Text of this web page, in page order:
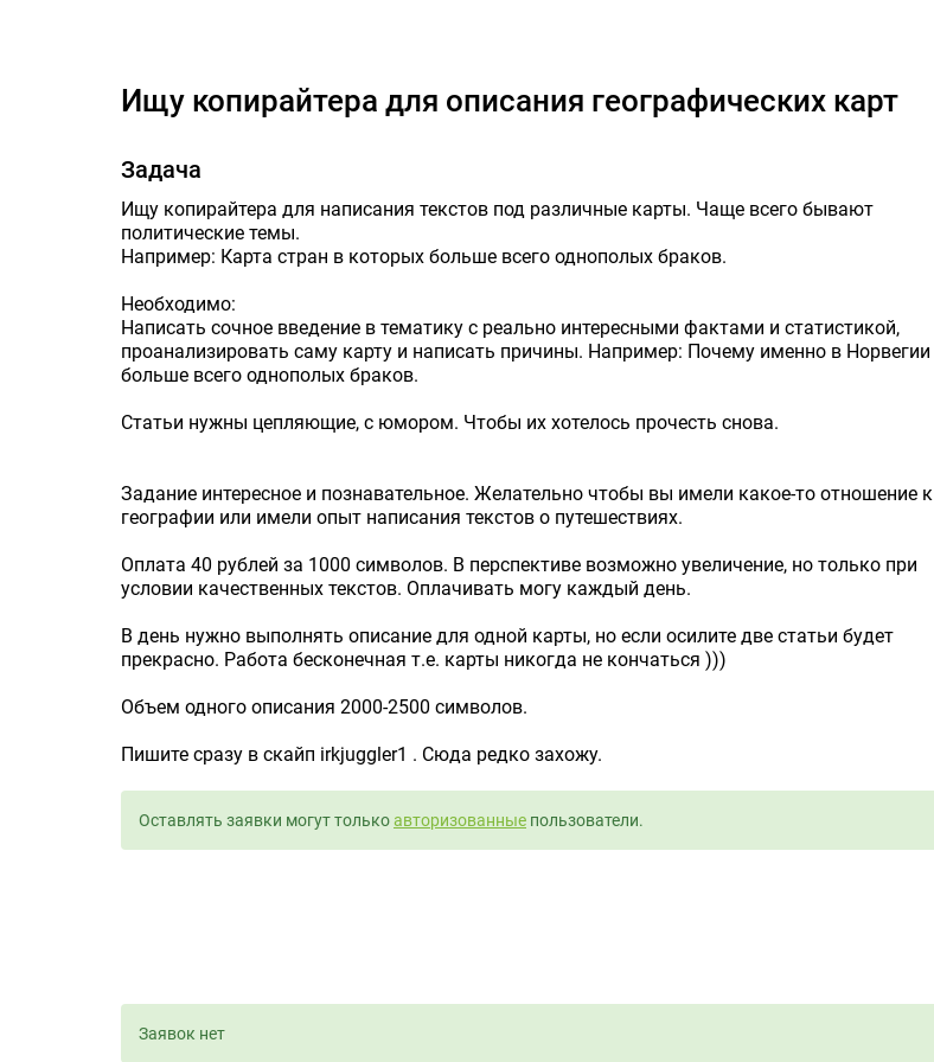
Ищу копирайтера для описания географических карт
Задача
Ищу копирайтера для написания текстов под различные карты. Чаще всего бывают
политические темы.
Например: Карта стран в которых больше всего однополых браков.
Необходимо:
Написать сочное введение в тематику с реально интересными фактами и статистикой,
проанализировать саму карту и написать причины. Например: Почему именно в Норвегии
больше всего однополых браков.
Статьи нужны цепляющие, с юмором. Чтобы их хотелось прочесть снова.
Задание интересное и познавательное. Желательно чтобы вы имели какое-то отношение к
географии или имели опыт написания текстов о путешествиях.
Оплата 40 рублей за 1000 символов. В перспективе возможно увеличение, но только при
условии качественных текстов. Оплачивать могу каждый день.
В день нужно выполнять описание для одной карты, но если осилите две статьи будет
прекрасно. Работа бесконечная т.е. карты никогда не кончаться )))
Объем одного описания 2000-2500 символов.
Пишите сразу в скайп irkjuggler1 . Сюда редко захожу.
Оставлять заявки могут толькоавторизованные пользователи.
Заявок нет